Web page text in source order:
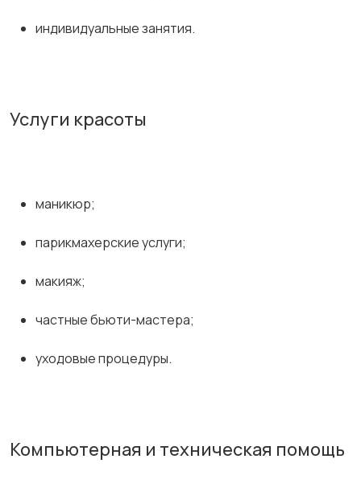
индивидуальные занятия.
Услуги красоты
маникюр;
парикмахерские услуги;
макияж;
частные бьюти-мастера;
уходовые процедуры.
Компьютерная и техническая помощь